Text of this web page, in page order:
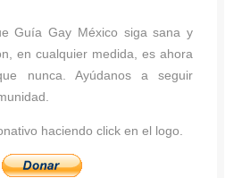
Guía Gay México siga sana y
en cualquier medida, es ahora
nunca. Ayúdanos a seguir
haciendo click en el logo.